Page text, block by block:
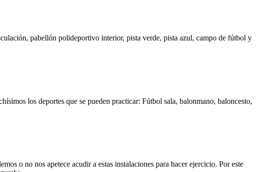
pabellón polideportivo interior, pista verde, pista azul, campo de fútbol y
los deportes que se pueden practicar: Fútbol sala, balonmano, baloncesto,
o no nos apetece acudir a estas instalaciones para hacer ejercicio. Por este